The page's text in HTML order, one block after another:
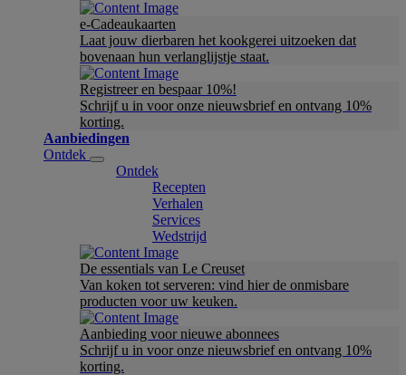
e-Cadeaukaarten
Laat jouw dierbaren het kookgerei uitzoeken dat
bovenaan hun verlanglijstje staat.
Registreer en bespaar 10%!
Schrijf u in voor onze nieuwsbrief en ontvang 10%
korting.
Aanbiedingen
Ontdek
Ontdek
Recepten
Verhalen
Services
Wedstrijd
De essentials van Le Creuset
Van koken tot serveren: vind hier de onmisbare
producten voor uw keuken.
Aanbieding voor nieuwe abonnees
Schrijf u in voor onze nieuwsbrief en ontvang 10%
korting.